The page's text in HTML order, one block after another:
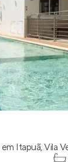
em Itapuã,Vila